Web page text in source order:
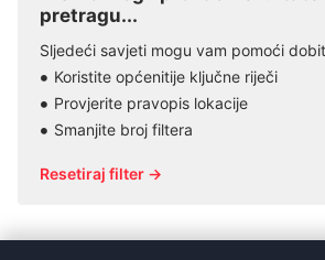
pretragu...
Sljedeći savjeti mogu vam pomoći
Koristite općenitije ključne riječi
Provjerite pravopis lokacije
Smanjite broj filtera
Resetiraj filter →